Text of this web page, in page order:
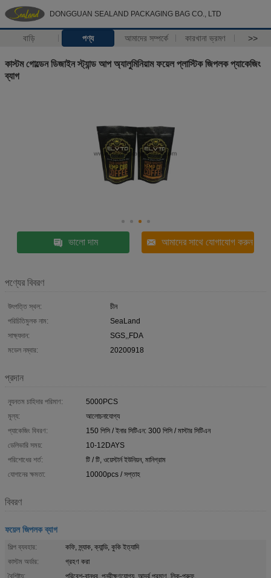
DONGGUAN SEALAND PACKAGING BAG CO., LTD
বাড়ি পণ্য আমাদের সম্পর্কে কারখানা ভ্রমণ >>
কাস্টম গোল্ডেন ডিজাইন স্ট্যান্ড আপ অ্যালুমিনিয়াম ফয়েল প্লাস্টিক জিপলক প্যাকেজিং
ব্যাগ
ভালো দাম আমাদের সাথে যোগাযোগ করুন
পণ্যের বিবরণ
উৎপত্তি স্থল:
চীন
পরিচিতিমুলক নাম:
SeaLand
সাক্ষ্যদান:
SGS,,FDA
মডেল নম্বার:
20200918
প্রদান
ন্যূনতম চাহিদার পরিমাণ:
5000PCS
মূল্য:
আলোচনাযোগ্য
প্যাকেজিং বিবরণ:
150 পিসি / ইনার সিটিএন: 300 পিসি / মাস্টার সিটিএন
ডেলিভারি সময়:
10-12DAYS
পরিশোধের শর্ত:
টি / টি, ওয়েস্টার্ন ইউনিয়ন, মানিগ্রাম
যোগানের ক্ষমতা:
10000pcs / সপ্তাহ
বিবরণ
ফয়েল জিপলক ব্যাগ
শিল্প ব্যবহার:
কফি, স্ন্যাক, ক্যান্ডি, কুকি ইত্যাদি
কাস্টম অর্ডার:
গ্রহণ করা
বৈশিষ্ট্য:
পরিবেশ-বান্ধব, পুনরীক্ষণযোগ্য, আর্দ্র প্রমাণ, লিক-প্রুফ,